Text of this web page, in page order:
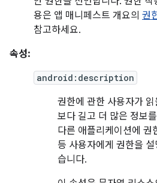
용은 앱 매니페스트 개요의 권
참고하세요.
속성:
android:description
권한에 관한 사용자가
보다 길고 더 많은 정보
다른 애플리케이션에 권
등 사용자에게 권한을
습니다.